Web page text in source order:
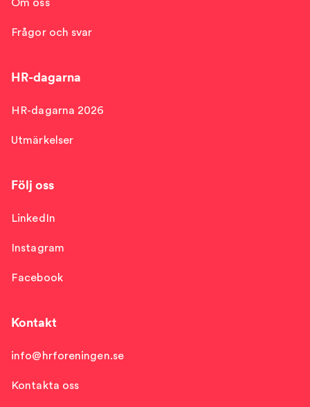
Frågor och svar
HR-dagarna
HR-dagarna 2026
Utmärkelser
Följ oss
LinkedIn
Instagram
Facebook
Kontakt
info@hrforeningen.se
Kontakta oss